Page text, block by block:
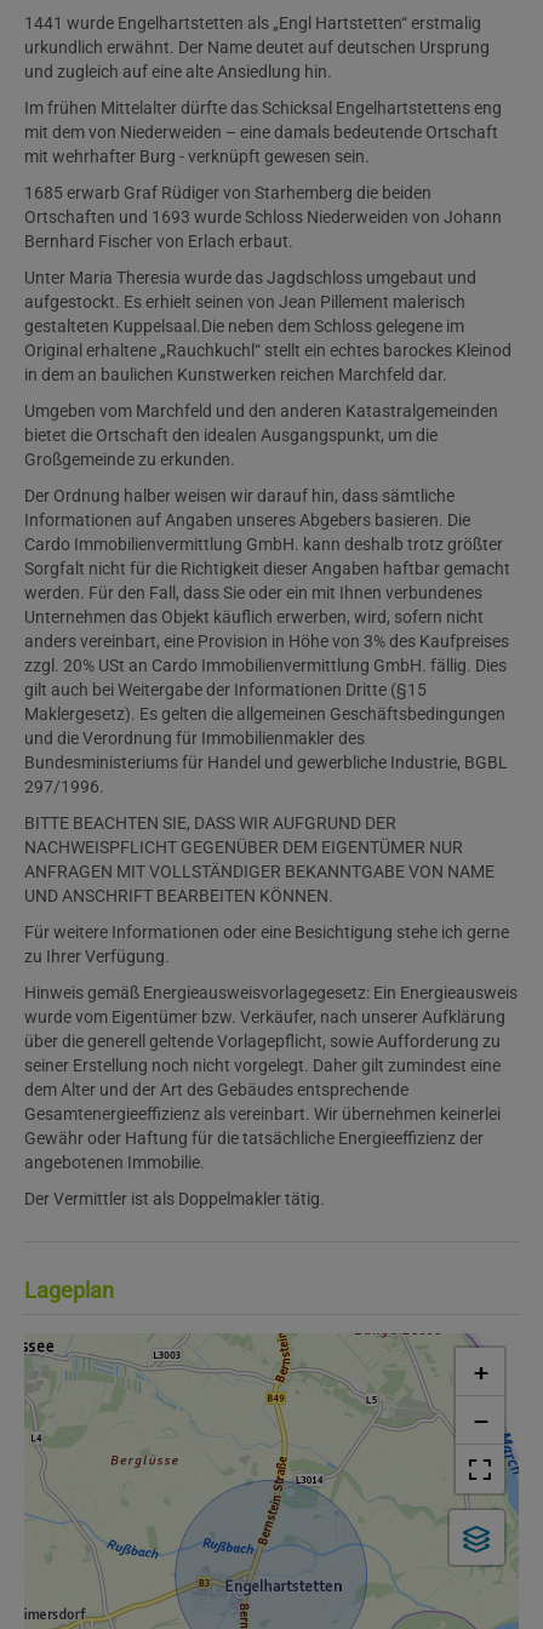
1441 wurde Engelhartstetten als „Engl Hartstetten“ erstmalig
urkundlich erwähnt. Der Name deutet auf deutschen Ursprung
und zugleich auf eine alte Ansiedlung hin.
Im frühen Mittelalter dürfte das Schicksal Engelhartstettens eng
mit dem von Niederweiden – eine damals bedeutende Ortschaft
mit wehrhafter Burg - verknüpft gewesen sein.
1685 erwarb Graf Rüdiger von Starhemberg die beiden
Ortschaften und 1693 wurde Schloss Niederweiden von Johann
Bernhard Fischer von Erlach erbaut.
Unter Maria Theresia wurde das Jagdschloss umgebaut und
aufgestockt. Es erhielt seinen von Jean Pillement malerisch
gestalteten Kuppelsaal.Die neben dem Schloss gelegene im
Original erhaltene „Rauchkuchl“ stellt ein echtes barockes Kleinod
in dem an baulichen Kunstwerken reichen Marchfeld dar.
Umgeben vom Marchfeld und den anderen Katastralgemeinden
bietet die Ortschaft den idealen Ausgangspunkt, um die
Großgemeinde zu erkunden.
Der Ordnung halber weisen wir darauf hin, dass sämtliche
Informationen auf Angaben unseres Abgebers basieren. Die
Cardo Immobilienvermittlung GmbH. kann deshalb trotz größter
Sorgfalt nicht für die Richtigkeit dieser Angaben haftbar gemacht
werden. Für den Fall, dass Sie oder ein mit Ihnen verbundenes
Unternehmen das Objekt käuflich erwerben, wird, sofern nicht
anders vereinbart, eine Provision in Höhe von 3% des Kaufpreises
zzgl. 20% USt an Cardo Immobilienvermittlung GmbH. fällig. Dies
gilt auch bei Weitergabe der Informationen Dritte (§15
Maklergesetz). Es gelten die allgemeinen Geschäftsbedingungen
und die Verordnung für Immobilienmakler des
Bundesministeriums für Handel und gewerbliche Industrie, BGBL
297/1996.
BITTE BEACHTEN SIE, DASS WIR AUFGRUND DER
NACHWEISPFLICHT GEGENÜBER DEM EIGENTÜMER NUR
ANFRAGEN MIT VOLLSTÄNDIGER BEKANNTGABE VON NAME
UND ANSCHRIFT BEARBEITEN KÖNNEN.
Für weitere Informationen oder eine Besichtigung stehe ich gerne
zu Ihrer Verfügung.
Hinweis gemäß Energieausweisvorlagegesetz: Ein Energieausweis
wurde vom Eigentümer bzw. Verkäufer, nach unserer Aufklärung
über die generell geltende Vorlagepflicht, sowie Aufforderung zu
seiner Erstellung noch nicht vorgelegt. Daher gilt zumindest eine
dem Alter und der Art des Gebäudes entsprechende
Gesamtenergieeffizienz als vereinbart. Wir übernehmen keinerlei
Gewähr oder Haftung für die tatsächliche Energieeffizienz der
angebotenen Immobilie.
Der Vermittler ist als Doppelmakler tätig.
Lageplan
+
−